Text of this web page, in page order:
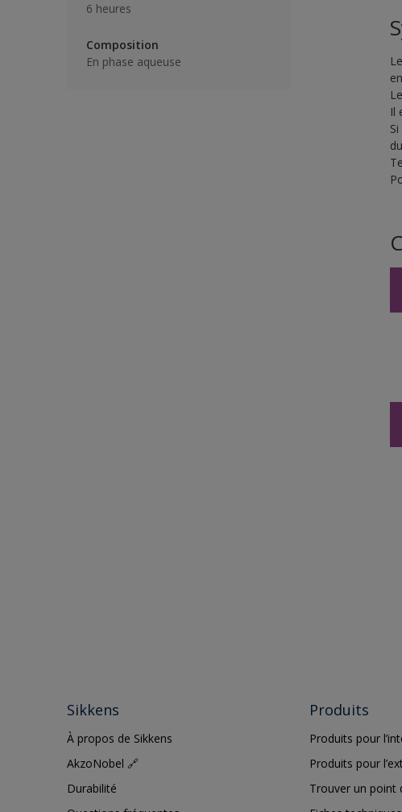
6 heures
Composition
En phase aqueuse
Il
Sikkens
À propos de Sikkens
AkzoNobel 🔗
Durabilité
Produits
Produits pour
Produits pour
Trouver un point